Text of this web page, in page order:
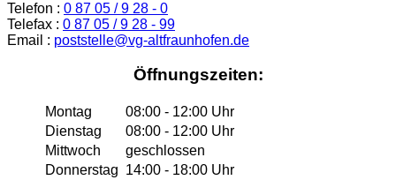
Telefon : 0 87 05 / 9 28 - 0
Telefax : 0 87 05 / 9 28 - 99
Email : poststelle@vg-altfraunhofen.de
Öffnungszeiten:
Montag
08:00 - 12:00 Uhr
Dienstag
08:00 - 12:00 Uhr
Mittwoch
geschlossen
Donnerstag 14:00 - 18:00 Uhr